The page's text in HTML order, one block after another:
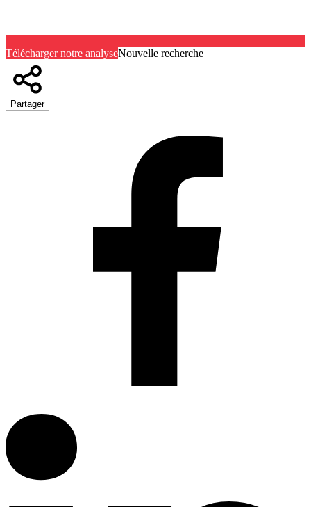
Télécharger notre analyseNouvelle recherche
Partager